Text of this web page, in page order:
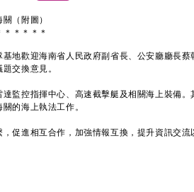
（附圖）
＊ ＊ ＊ ＊ ＊
歡迎海南省人民政府副省長、公安廳廳長蔡
交換意見。
控指揮中心、高速截擊艇及相關海上裝備。
的海上執法工作。
進相互合作，加強情報互換，提升資訊交流